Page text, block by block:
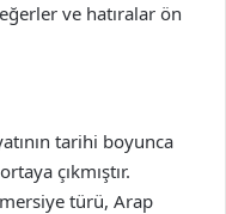
ve hatıralar ön
tarihi boyunca
çıkmıştır.
türü, Arap